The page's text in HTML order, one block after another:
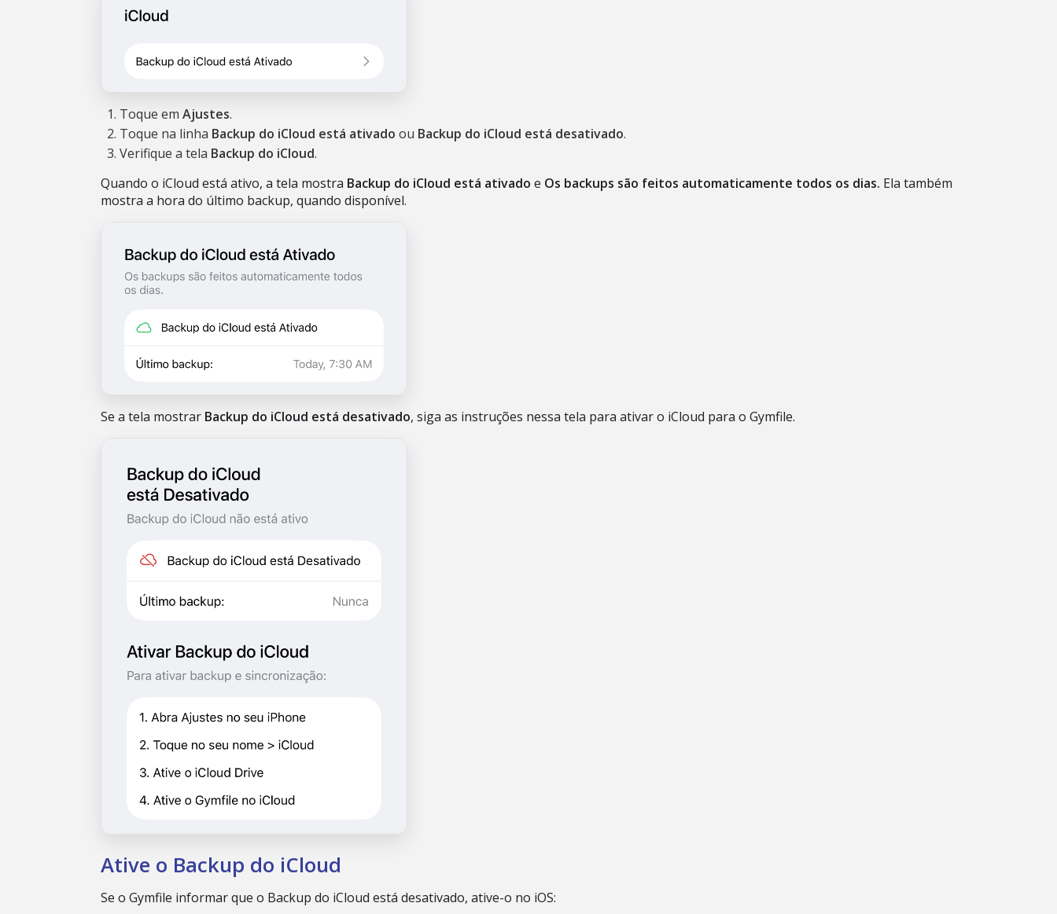
Toque em Ajustes.
Toque na linha Backup do iCloud está ativado ou Backup do iCloud está desativado.
Verifique a tela Backup do iCloud.
Quando o iCloud está ativo, a tela mostra Backup do iCloud está ativado e Os backups são feitos automaticamente todos os dias. Ela também
mostra a hora do último backup, quando disponível.
Se a tela mostrar Backup do iCloud está desativado, siga as instruções nessa tela para ativar o iCloud para o Gymfile.
Ative o Backup do iCloud
Se o Gymfile informar que o Backup do iCloud está desativado, ative-o no iOS: